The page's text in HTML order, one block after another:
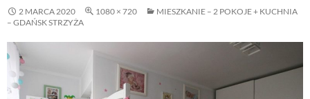
2 MARCA 2020 1080 × 720
MIESZKANIE – 2 POKOJE + KUCHNIA
– GDAŃSK STRZYŻA